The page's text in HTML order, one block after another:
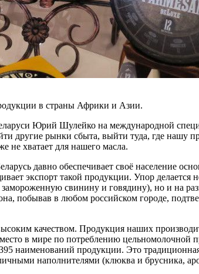
в страны Африки и Азии.
Юрий Шулейко на международной
другие рынки сбыта, выйти туда, где нашу
не хватает для нашего масла.
давно обеспечивает своё население
экспорт такой продукции. Упор
свинину и говядину), но и на
побывав в любом российском городе,
качеством. Продукция наших
в мире по потреблению
наименований продукции. Это
наполнителями (клюква и брусника,